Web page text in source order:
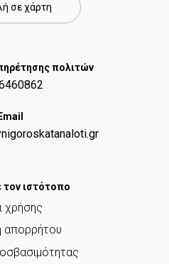
σε χάρτη
πολιτών
Email
τον ιστότοπο
χρήσης
απορρήτου